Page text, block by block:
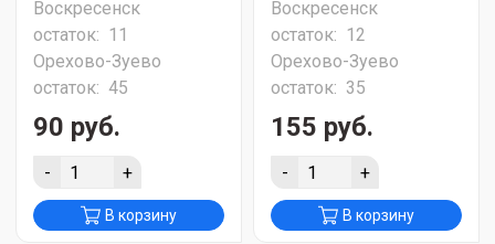
Воскресенск
остаток: 11
Орехово-Зуево
остаток: 45
90 руб.
- +
В корзину
Воскресенск
остаток: 12
Орехово-Зуево
остаток: 35
155 руб.
- +
В корзину